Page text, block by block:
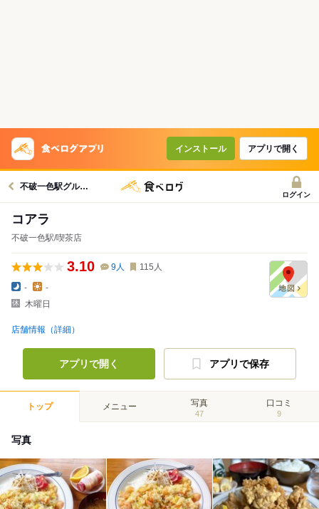
インストール アプリで開く
不破一色駅グルメへ
ログイン
コアラ
不破一色駅/喫茶店
3.10 9人 115 人
-
-
木曜日
店舗情報（詳細）
アプリで開く アプリで保存
トップ メニュー 写真
47
口コミ
9
写真